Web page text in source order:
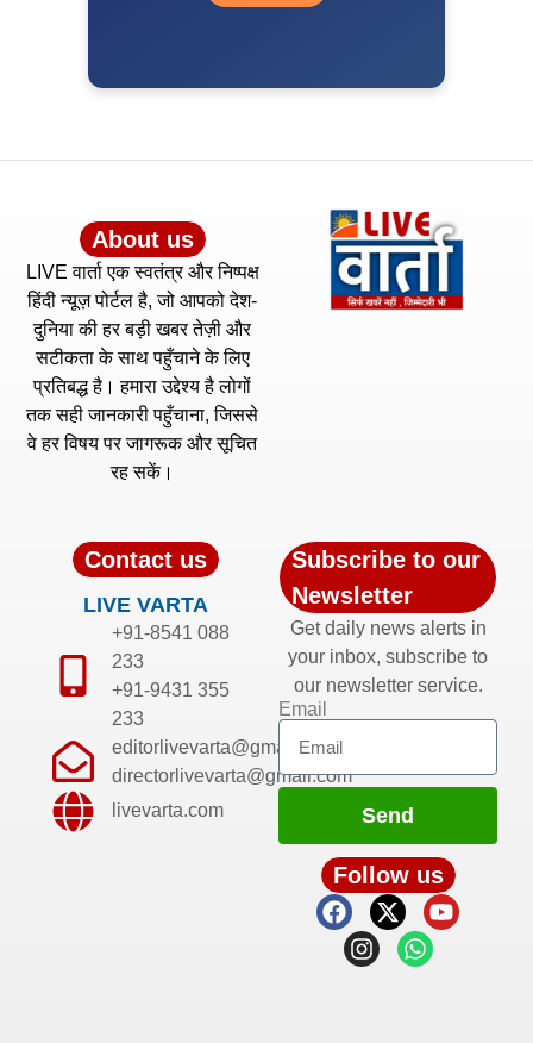
About us
LIVE वार्ता एक स्वतंत्र और निष्पक्ष
हिंदी न्यूज़ पोर्टल है, जो आपको देश-
दुनिया की हर बड़ी खबर तेज़ी और
सटीकता के साथ पहुँचाने के लिए
प्रतिबद्ध है। हमारा उद्देश्य है लोगों
तक सही जानकारी पहुँचाना, जिससे
वे हर विषय पर जागरूक और सूचित
रह सकें।
Contact us
LIVE VARTA
+91-8541 088
233
+91-9431 355
233
editorlivevarta@gmail.com
directorlivevarta@gmail.com
livevarta.com
Subscribe to our
Newsletter
Get daily news alerts in
your inbox, subscribe to
our newsletter service.
Email
Send
Follow us